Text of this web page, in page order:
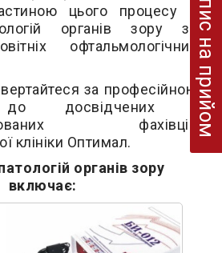
Запис на прийом
цього процесу є
органів зору за
офтальмологічних
за професійною
досвідчених і
фахівців
клініки Оптимал.
органів зору
включає: